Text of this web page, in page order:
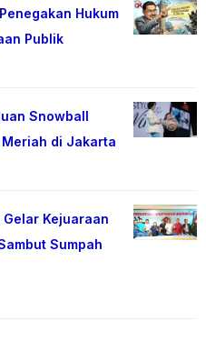
Hukum
Publik
Snowball
di Jakarta
Gelar Kejuaraan
Sumpah